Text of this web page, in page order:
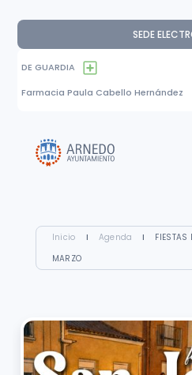
SEDE
DE GUARDIA
Farmacia Paula Cabello Hernández
Inicio I Agenda I
MARZO